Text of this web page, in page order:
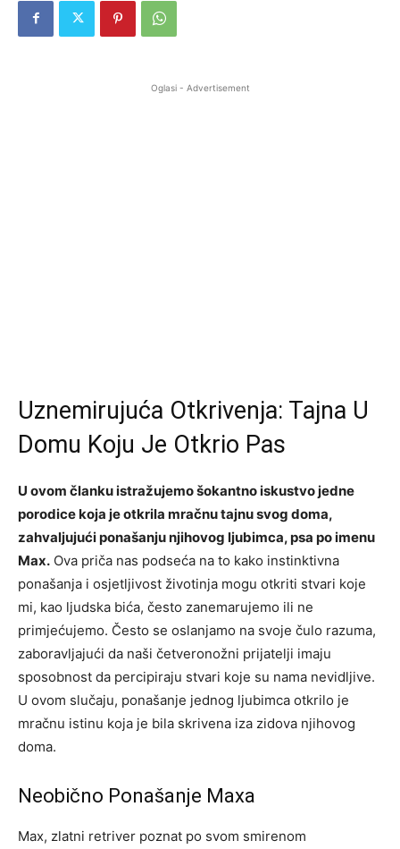
Oglasi - Advertisement
Uznemirujuća Otkrivenja: Tajna U
Domu Koju Je Otkrio Pas
U ovom članku istražujemo šokantno iskustvo jedne
porodice koja je otkrila mračnu tajnu svog doma,
zahvaljujući ponašanju njihovog ljubimca, psa po imenu
Max. Ova priča nas podseća na to kako instinktivna
ponašanja i osjetljivost životinja mogu otkriti stvari koje
mi, kao ljudska bića, često zanemarujemo ili ne
primjećujemo. Često se oslanjamo na svoje čulo razuma,
zaboravljajući da naši četveronožni prijatelji imaju
sposobnost da percipiraju stvari koje su nama nevidljive.
U ovom slučaju, ponašanje jednog ljubimca otkrilo je
mračnu istinu koja je bila skrivena iza zidova njihovog
doma.
Neobično Ponašanje Maxa
Max, zlatni retriver poznat po svom smirenom